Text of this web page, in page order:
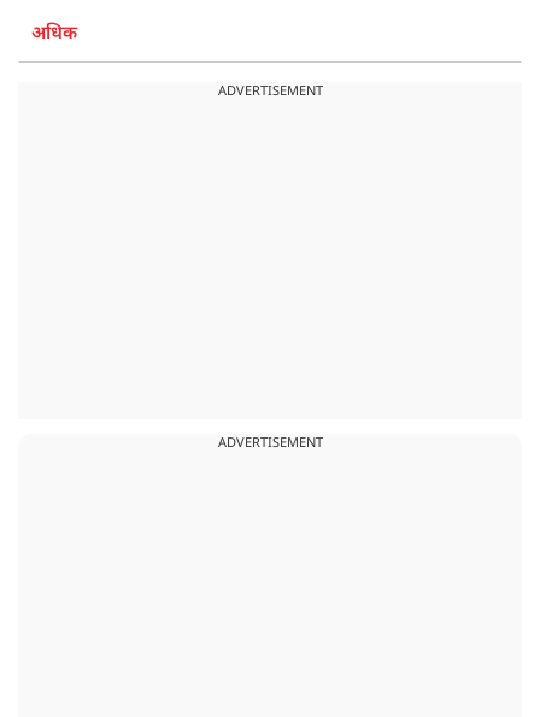
अधिक
ADVERTISEMENT
ADVERTISEMENT